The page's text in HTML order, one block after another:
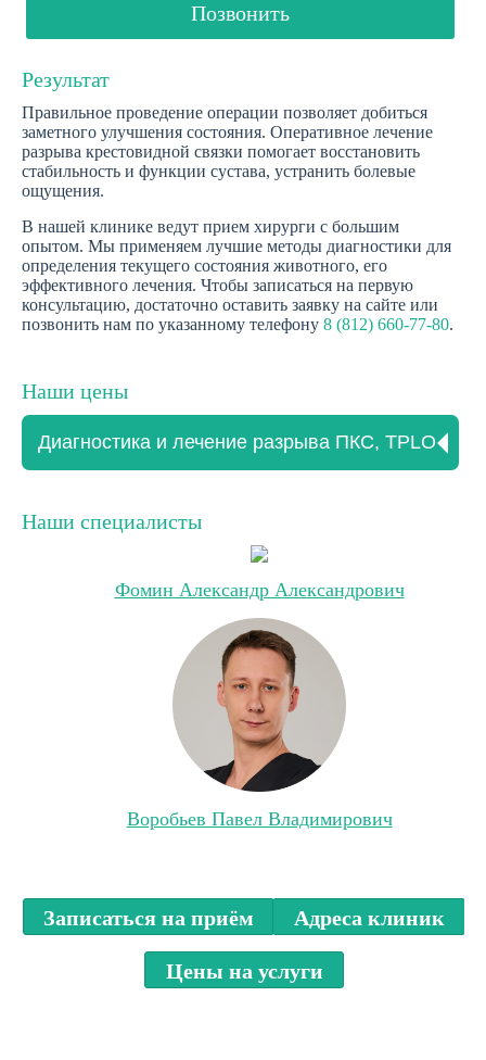
Позвонить
Результат
Правильное проведение операции позволяет добиться
заметного улучшения состояния. Оперативное лечение
разрыва крестовидной связки помогает восстановить
стабильность и функции сустава, устранить болевые
ощущения.
В нашей клинике ведут прием хирурги с большим
опытом. Мы применяем лучшие методы диагностики для
определения текущего состояния животного, его
эффективного лечения. Чтобы записаться на первую
консультацию, достаточно оставить заявку на сайте или
позвонить нам по указанному телефону 8 (812) 660-77-80.
Наши цены
Диагностика и лечение разрыва ПКС, TPLO
Наши специалисты
Фомин Александр Александрович
Воробьев Павел Владимирович
Записаться на приём Адреса клиник
Цены на услуги